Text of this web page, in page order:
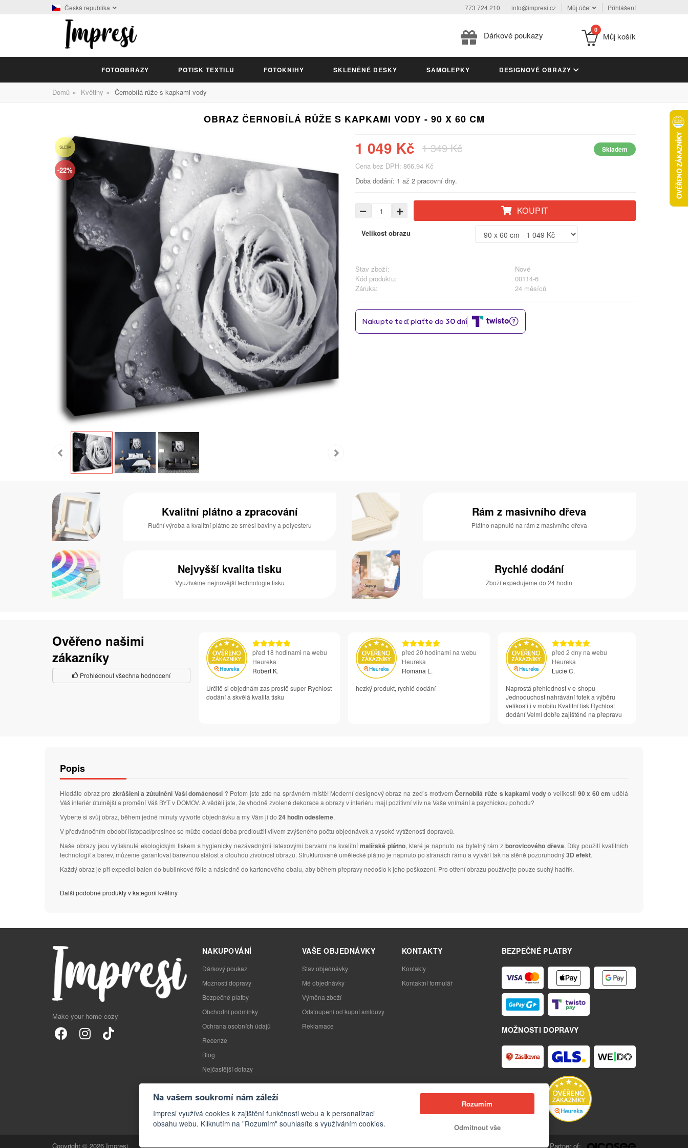
Česká republika 773 724 210 info@impresi.cz Můj účet Přihlášení
Dárkové poukazy
0
Můj košík
FOTOOBRAZY POTISK TEXTILU FOTOKNIHY SKLENĚNÉ DESKY SAMOLEPKY DESIGNOVÉ OBRAZY
Domů » Květiny » Černobílá růže s kapkami vody
OBRAZ ČERNOBÍLÁ RŮŽE S KAPKAMI VODY - 90 X 60 CM
SLEVA
-22%
1 049 Kč 1 349 Kč Skladem
Cena bez DPH: 866,94 Kč
Doba dodání: 1 až 2 pracovní dny.
KOUPIT
Velikost obrazu
Stav zboží:
Nové
Kód produktu:
00114-6
Záruka:
24 měsíců
Kvalitní plátno a zpracování
Ruční výroba a kvalitní plátno ze směsi bavlny a polyesteru
Rám z masivního dřeva
Plátno napnuté na rám z masivního dřeva
Nejvyšší kvalita tisku
Využíváme nejnovější technologie tisku
Rychlé dodání
Zboží expedujeme do 24 hodin
Ověřeno našimi
zákazníky
Prohlédnout všechna hodnocení
před 18 hodinami na webu
Heureka
Robert K.
Určitě si objednám zas prostě super Rychlost
dodání a skvělá kvalita tisku
před 20 hodinami na webu
Heureka
Romana L.
hezký produkt, rychlé dodání
před 2 dny na webu
Heureka
Lucie C.
Naprostá přehlednost v e-shopu
Jednoduchost nahrávání fotek a výběru
velikosti i v mobilu Kvalitní tisk Rychlost
dodání Velmi dobře zajištěné na přepravu
Popis
Hledáte obraz pro zkrášlení a zútulnění Vaší domácnosti ? Potom jste zde na správném místě! Moderní designový obraz na zeď s motivemČernobílá růže s kapkami vodyo velikosti 90 x 60 cm udělá
Váš interiér útulnější a promění Váš BYT v DOMOV. A věděli jste, že vhodně zvolené dekorace a obrazy v interiéru mají pozitivní vliv na Vaše vnímání a psychickou pohodu?
Vyberte si svůj obraz, během jedné minuty vytvořte objednávku a my Vám ji do 24 hodin odešleme.
V předvánočním období listopad/prosinec se může dodací doba prodloužit vlivem zvýšeného počtu objednávek a vysoké vytíženosti dopravců.
Naše obrazy jsou vytisknuté ekologickým tiskem s hygienicky nezávadnými latexovými barvami na kvalitnímalířské plátno, které je napnuto na bytelný rám z borovicového dřeva. Díky použití kvalitních
technologií a barev, můžeme garantovat barevnou stálost a dlouhou životnost obrazu. Strukturované umělecké plátno je napnuto po stranách rámu a vytváří tak na stěně pozoruhodný3D efekt.
Každý obraz je při expedici balen do bublinkové fólie a následně do kartonového obalu, aby během přepravy nedošlo k jeho poškození. Pro otření obrazu používejte pouze suchý hadřík.
Další podobné produkty v kategorii květiny
Make your home cozy
BEZPEČNÉ PLATBY
MOŽNOSTI DOPRAVY
NAKUPOVÁNÍ
Dárkový poukaz
Možnosti dopravy
Bezpečné platby
Obchodní podmínky
Ochrana osobních údajů
Recenze
Blog
Nejčastější dotazy
VAŠE OBJEDNÁVKY
Stav objednávky
Mé objednávky
Výměna zboží
Odstoupení od kupní smlouvy
Reklamace
KONTAKTY
Kontakty
Kontaktní formulář
Copyright © 2026 Impresi Partner of:
Na vašem soukromí nám záleží
Impresi využívá cookies k zajištění funkčnosti webu a k personalizaci
obsahu webu. Kliknutím na "Rozumím" souhlasíte s využíváním cookies.
Rozumím
Odmítnout vše